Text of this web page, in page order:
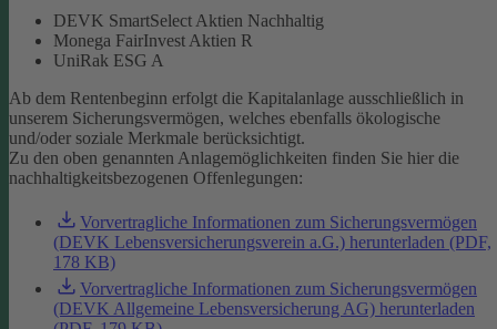
DEVK SmartSelect Aktien Nachhaltig
Monega FairInvest Aktien R
UniRak ESG A
Ab dem Rentenbeginn erfolgt die Kapitalanlage ausschließlich in
unserem Sicherungsvermögen, welches ebenfalls ökologische
und/oder soziale Merkmale berücksichtigt.
Zu den oben genannten Anlagemöglichkeiten finden Sie hier die
nachhaltigkeitsbezogenen Offenlegungen:
Vorvertragliche Informationen zum Sicherungsvermögen
(DEVK Lebensversicherungsverein a.G.) herunterladen (PDF,
178 KB)
Vorvertragliche Informationen zum Sicherungsvermögen
(DEVK Allgemeine Lebensversicherung AG) herunterladen